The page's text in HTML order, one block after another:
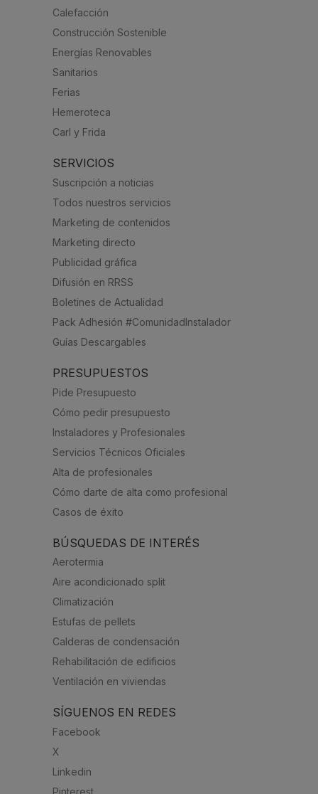
Calefacción
Construcción Sostenible
Energías Renovables
Sanitarios
Ferias
Hemeroteca
Carl y Frida
SERVICIOS
Suscripción a noticias
Todos nuestros servicios
Marketing de contenidos
Marketing directo
Publicidad gráfica
Difusión en RRSS
Boletines de Actualidad
Pack Adhesión #ComunidadInstalador
Guías Descargables
PRESUPUESTOS
Pide Presupuesto
Cómo pedir presupuesto
Instaladores y Profesionales
Servicios Técnicos Oficiales
Alta de profesionales
Cómo darte de alta como profesional
Casos de éxito
BÚSQUEDAS DE INTERÉS
Aerotermia
Aire acondicionado split
Climatización
Estufas de pellets
Calderas de condensación
Rehabilitación de edificios
Ventilación en viviendas
SÍGUENOS EN REDES
Facebook
X
Linkedin